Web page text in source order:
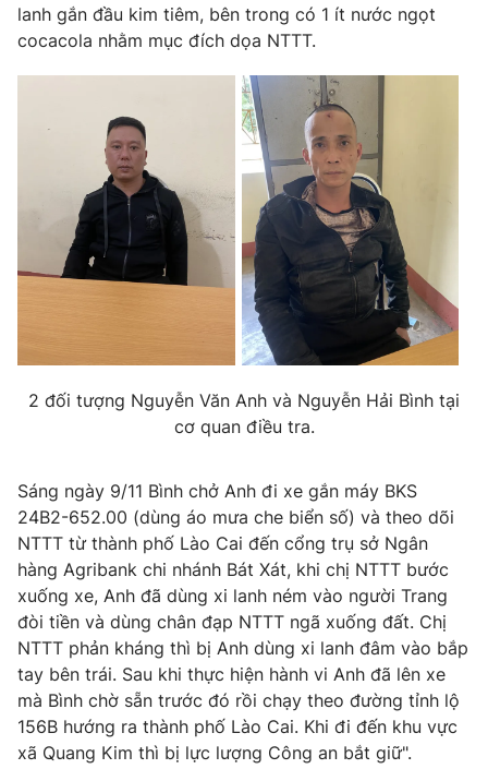
VTV Sức khoẻ Bất động sản
Thị trường 24h Tấm lòng Việt
Vươn mình bằng AI
VTV8
Liên hệ tòa soạn English
Theo dõi báo trên
Cơ quan chủ quản:Đài Truyền hình Việt Nam
Cơ quan báo chí:
Thời báo VTV
Giấy phép hoạt động báo in và báo điện tử số 483/GP-BTTTT
cấp ngày 29/12/2023
Tổng Biên tập:Vũ Thanh Thủy
Phó Tổng Biên tập: Nguyễn Thị Mỹ Hạnh, Phạm Quốc Thắng,
Nguyễn Trọng Ninh
Tổng đài VTV:024.38 355 931 - 024.38 355 932
lanh gắn đầu kim tiêm, bên trong có 1 ít nước ngọt
cocacola nhằm mục đích dọa NTTT.
2 đối tượng Nguyễn Văn Anh và Nguyễn Hải Bình tại
cơ quan điều tra.
Sáng ngày 9/11 Bình chở Anh đi xe gắn máy BKS
24B2-652.00 (dùng áo mưa che biển số) và theo dõi
NTTT từ thành phố Lào Cai đến cổng trụ sở Ngân
hàng Agribank chi nhánh Bát Xát, khi chị NTTT bước
xuống xe, Anh đã dùng xi lanh ném vào người Trang
đòi tiền và dùng chân đạp NTTT ngã xuống đất. Chị
NTTT phản kháng thì bị Anh dùng xi lanh đâm vào bắp
tay bên trái. Sau khi thực hiện hành vi Anh đã lên xe
mà Bình chờ sẵn trước đó rồi chạy theo đường tỉnh lộ
156B hướng ra thành phố Lào Cai. Khi đi đến khu vực
xã Quang Kim thì bị lực lượng Công an bắt giữ".